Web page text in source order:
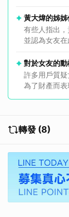
黃大煒的姊
有些人指出
並認為女友在
對於女友的
許多用戶質
為了財產而表
轉發 (8)